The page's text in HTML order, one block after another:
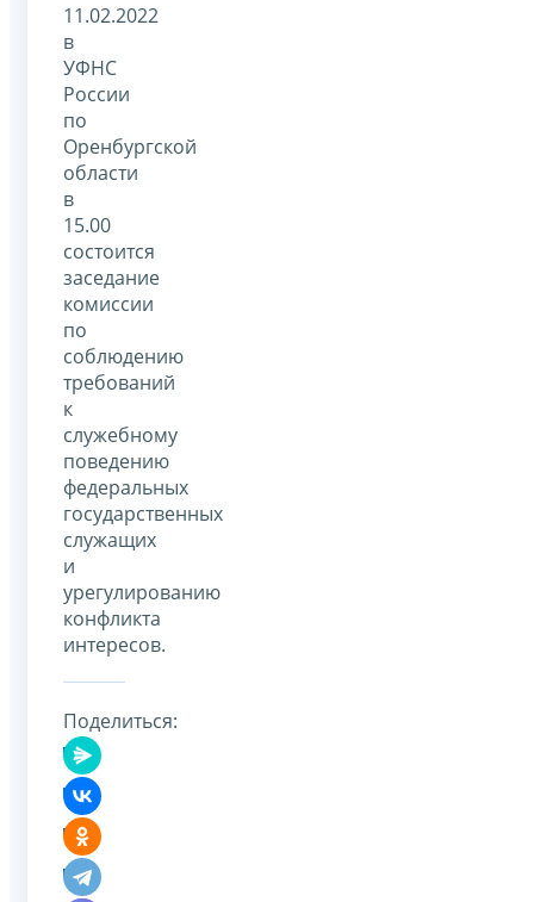
11.02.2022
в
УФНС
России
по
Оренбургской
области
в
15.00
состоится
заседание
комиссии
по
соблюдению
требований
к
служебному
поведению
федеральных
государственных
служащих
и
урегулированию
конфликта
интересов.
Поделиться: